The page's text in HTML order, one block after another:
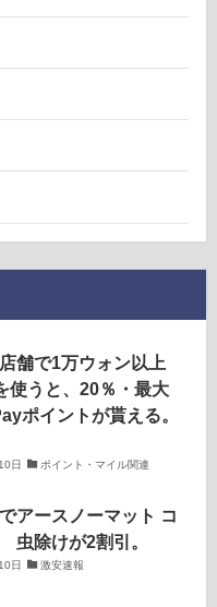
舗で1万ウォン以上
使うと、20％・最大
ポイントが貰える。
日 ポイント・マイル関連
アースノーマット コ
虫除けが2割引。
日 激安速報